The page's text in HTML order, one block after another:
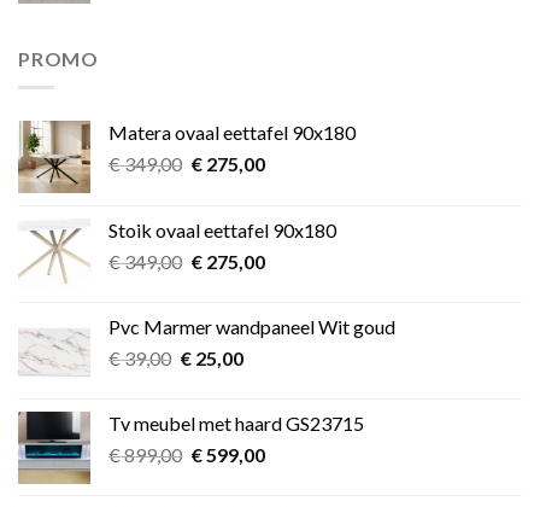
PROMO
Matera ovaal eettafel 90x180
€349,00 Oorspronkelijke
€ 349,00.
€275,00Huidige
€ 275,00.
Stoik ovaal eettafel 90x180
€349,00 Oorspronkelijke
€ 349,00.
€275,00Huidige
€ 275,00.
Pvc Marmer wandpaneel Wit goud
€39,00 Oorspronkelijke
€ 39,00.
€25,00Huidige
€ 25,00.
Tv meubel met haard GS23715
€899,00 Oorspronkelijke
€599,00Huidige